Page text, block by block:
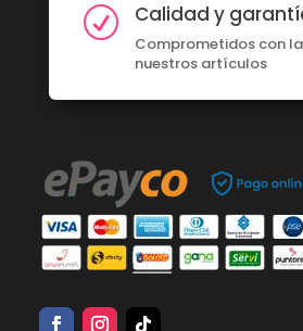
R Calidad y
Comprometidos con
nuestros artículos